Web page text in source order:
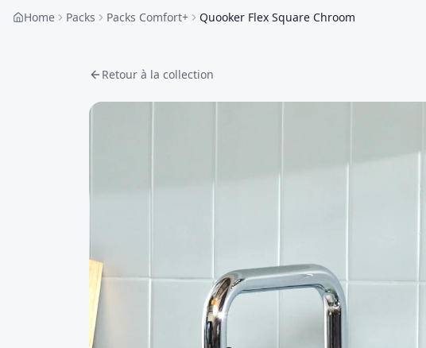
Home Packs Packs Comfort+ Quooker Flex Square Chroom
Retour à la collection